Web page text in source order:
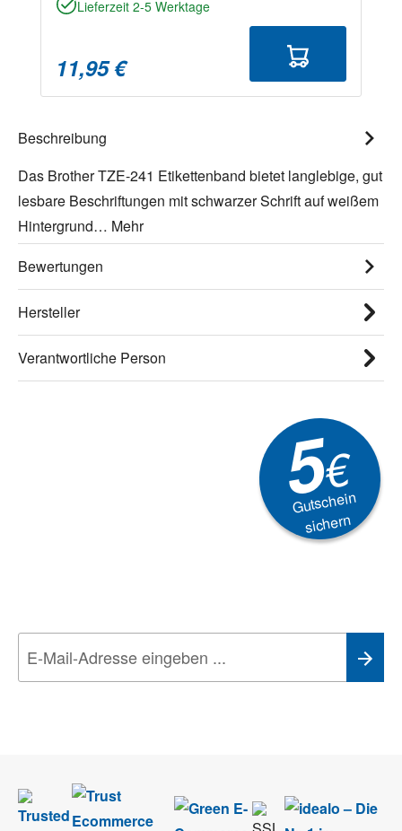
Lieferzeit 2-5 Werktage
11,95 €
Beschreibung
Das Brother TZE-241 Etikettenband bietet langlebige, gut
lesbare Beschriftungen mit schwarzer Schrift auf weißem
Hintergrund… Mehr
Bewertungen
Hersteller
Verantwortliche Person
5€
Gutschein
sichern